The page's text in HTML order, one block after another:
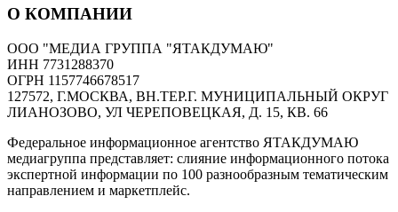
О КОМПАНИИ
ООО "МЕДИА ГРУППА "ЯТАКДУМАЮ"
ИНН 7731288370
ОГРН 1157746678517
127572, Г.МОСКВА, ВН.ТЕР.Г. МУНИЦИПАЛЬНЫЙ ОКРУГ
ЛИАНОЗОВО, УЛ ЧЕРЕПОВЕЦКАЯ, Д. 15, КВ. 66
Федеральное информационное агентство ЯТАКДУМАЮ
медиагруппа представляет: слияние информационного потока
экспертной информации по 100 разнообразным тематическим
направлением и маркетплейс.